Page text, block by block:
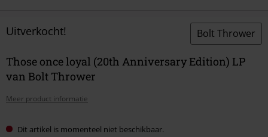
Uitverkocht! Bolt Thrower
Those once loyal (20th Anniversary Edition) LP
van Bolt Thrower
Meer product informatie
Dit artikel is momenteel niet beschikbaar.